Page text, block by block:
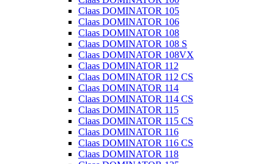
Claas DOMINATOR 105
Claas DOMINATOR 106
Claas DOMINATOR 108
Claas DOMINATOR 108 S
Claas DOMINATOR 108VX
Claas DOMINATOR 112
Claas DOMINATOR 112 CS
Claas DOMINATOR 114
Claas DOMINATOR 114 CS
Claas DOMINATOR 115
Claas DOMINATOR 115 CS
Claas DOMINATOR 116
Claas DOMINATOR 116 CS
Claas DOMINATOR 118